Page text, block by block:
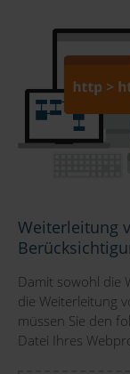
Weiterleitung
Damit sowohl die
die Weiterleitung
müssen Sie den
Datei Ihres